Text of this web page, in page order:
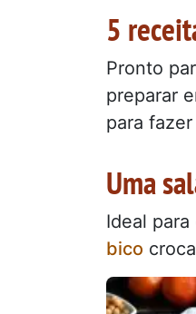
5
Pronto
preparar
para
Uma
Ideal
bico